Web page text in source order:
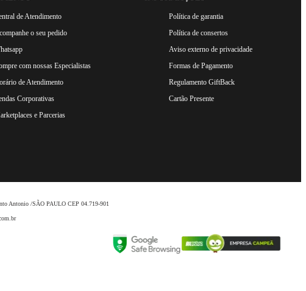
de Atendimento
o seu pedido
com nossas Especialistas
de Atendimento
Corporativas
e Parcerias
Política de garantia
Política de consertos
Aviso externo de privacidade
Formas de Pagamento
Regulamento GiftBack
Cartão Presente
Antonio /SÃO PAULO CEP 04.719-901